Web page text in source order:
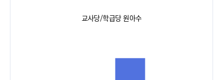
교사당/학급당 원아수